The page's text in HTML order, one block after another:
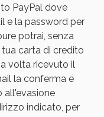
PayPal dove
e la password per
potrai, senza
carta di credito
volta ricevuto il
la conferma e
all'evasione
indicato, per